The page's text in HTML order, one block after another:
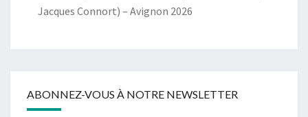
Jacques Connort) – Avignon 2026
ABONNEZ-VOUS À NOTRE NEWSLETTER